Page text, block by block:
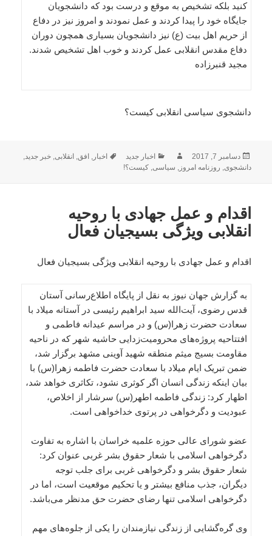
کنید بلکه تشخیص به موقع و درست بود که دانشجویان
جایگاه خود را پیدا کردند و عمل نمودند و امروز نیز در دفاع
از حریم اهل بیت (ع) نیز دانشجویان بسیاری همچون دوران
دفاع مقدس انقلابی عمل کردند و خوب اهل تشخیص شدند.
مجید قنبرزاده
دانشجوی سیاسی انقلابی کیست؟
ارسال
شده
دسامبر 7, 2017 نویسندهدسته‌ها
اخبار جدید برچسب‌ها
اخبار, افق, انقلابی,خبر جدید,
دانشجوی, روزنامه امروز, سیاسی,کیست؟!
اقدام و عمل جهادی با روحیه
انقلابی ویژگی بسیجیان فعال
اقدام و عمل جهادی با روحیه انقلابی ویژگی بسیجیان فعال
به گزارش جهان نیوز به نقل از پایگاه اطلاع‌رسانی آستان
قدس رضوی، آیت‌الله سید ابراهیم رئیسی در آستانه میلاد با
سعادت حضرت زهرا(س) و در مراسم عیدانه فاطمی و
افتتاحیه پروژه‌های محرومیت‌زدایی حاشیه شهر که در ناحیه
مقاومت بسیج میثم منطقه شهید آوینی مشهد برگزار شد،
ضمن تبریک ایام میلاد با سعادت حضرت فاطمه زهرا(س) با
بیان اینکه زندگی انسان اگر کوثری نشود، تکاثری خواهد شد،
اظهار کرد: زندگی فاطمه اطهر(س) سرشار از اخلاص،
عبودیت و دگرخواهی در پرتوی خداخواهی است.
عضو شورای عالی حوزه علمیه خراسان با اشاره به تفاوت
دگرخواهی اسلامی با شعار حقوق بشر غربی عنوان کرد:
شعار حقوق بشر و دگرخواهی غربی برای جلب توجه
دیگران، جذب منافع بیشتر و یا تحکیم موقعیت است، اما در
دگرخواهی اسلامی تنها رضای حضرت حق مدنظر می‌باشد.
وی گره‌گشایی از زندگی نیازمندان را یکی از جلوه‌های مهم